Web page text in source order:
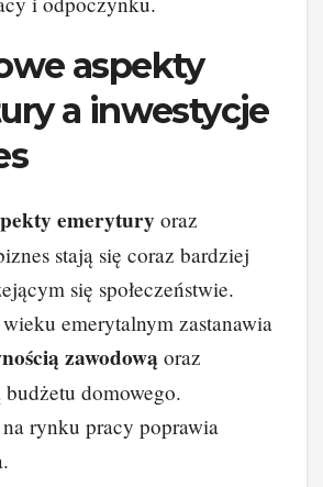
aspekty
a inwestycje
emerytury oraz
stają się coraz bardziej
się społeczeństwie.
emerytalnym zastanawia
zawodową oraz
domowego.
rynku pracy poprawia